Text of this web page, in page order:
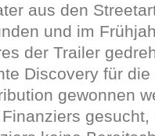
aus den
und im
der Trailer
Discovery für
gewonnen